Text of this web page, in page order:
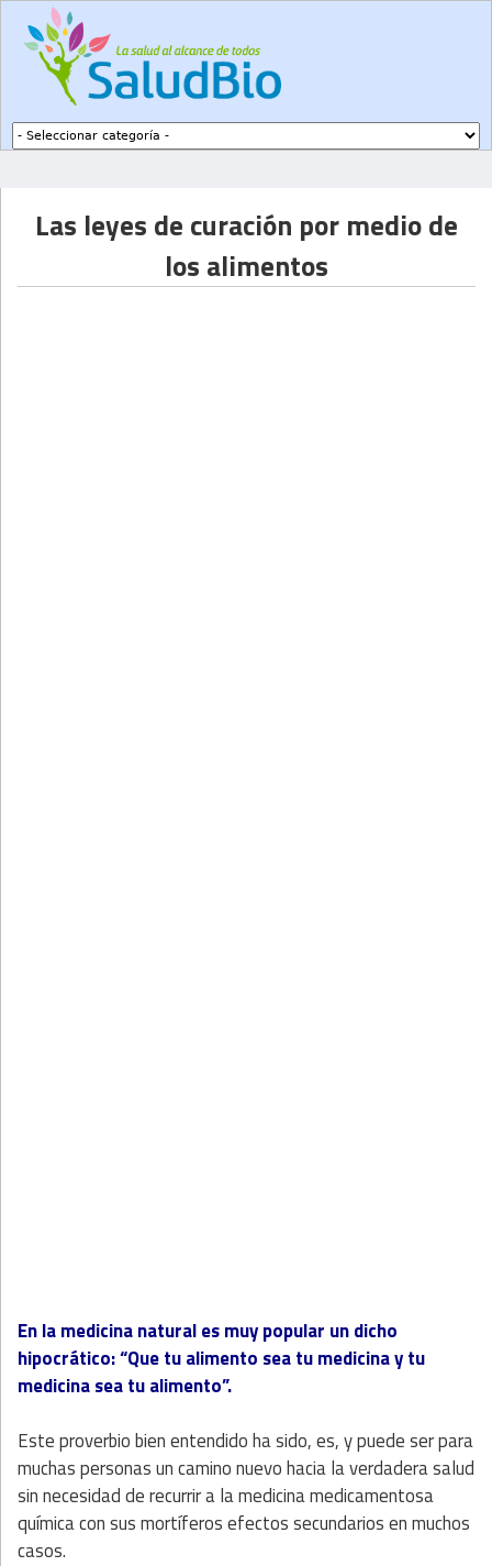
Las leyes de curación por medio de
los alimentos
En la medicina natural es muy popular un dicho
hipocrático: “Que tu alimento sea tu medicina y tu
medicina sea tu alimento”.
Este proverbio bien entendido ha sido, es, y puede ser para
muchas personas un camino nuevo hacia la verdadera salud
sin necesidad de recurrir a la medicina medicamentosa
química con sus mortíferos efectos secundarios en muchos
casos.